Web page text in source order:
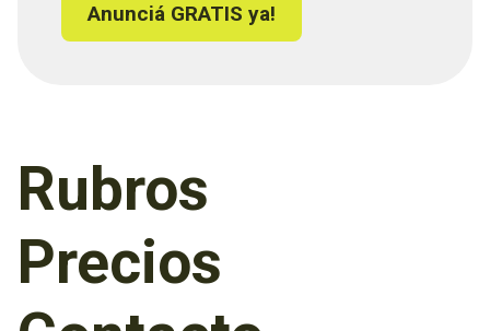
Anunciá GRATIS ya!
Rubros
Precios